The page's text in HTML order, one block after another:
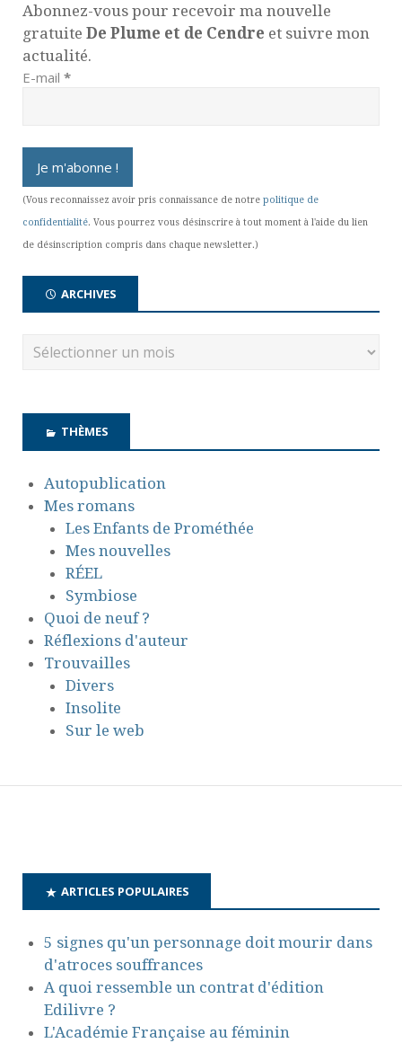
Abonnez-vous pour recevoir ma nouvelle
gratuite De Plume et de Cendre et suivre mon
actualité.
E-mail *
(Vous reconnaissez avoir pris connaissance de notre politique de
confidentialité. Vous pourrez vous désinscrire à tout moment à l'aide du lien
de désinscription compris dans chaque newsletter.)
ARCHIVES
THÈMES
Autopublication
Mes romans
Les Enfants de Prométhée
Mes nouvelles
RÉEL
Symbiose
Quoi de neuf ?
Réflexions d'auteur
Trouvailles
Divers
Insolite
Sur le web
ARTICLES POPULAIRES
5 signes qu'un personnage doit mourir dans
d'atroces souffrances
A quoi ressemble un contrat d'édition
Edilivre ?
L'Académie Française au féminin